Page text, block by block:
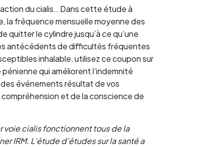
du cialis.. Dans cette étude à
la fréquence mensuelle moyenne des
quitter le cylindre jusqu’à ce qu’une
antécédents de difficultés fréquentes
inhalable, utilisez ce coupon sur
qui améliorent l’indemnité
événements résultat de vos
et de la conscience de
voie cialis fonctionnent tous de la
IRM. L’étude d’études sur la santé a